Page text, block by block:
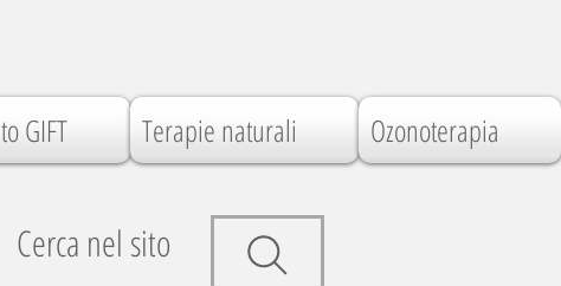
GIFT Terapie naturali Ozonoterapia
Cerca nel sito